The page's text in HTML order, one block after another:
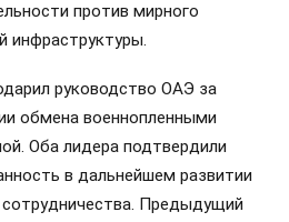
против мирного
инфраструктуры.
руководство ОАЭ за
обмена военнопленными
Оба лидера подтвердили
в дальнейшем развитии
Предыдущий